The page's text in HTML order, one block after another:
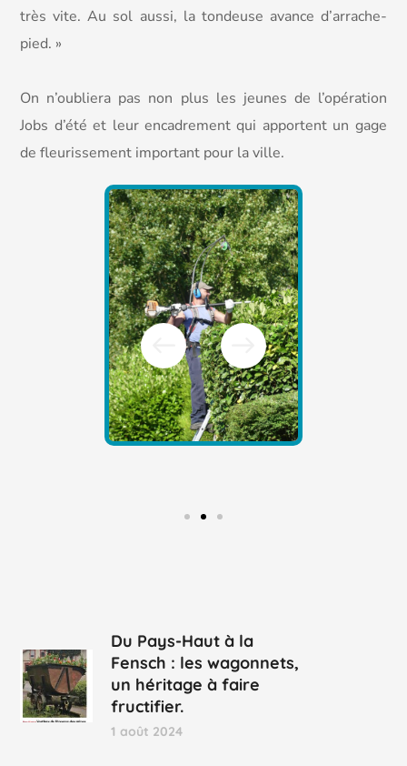
très vite. Au sol aussi, la tondeuse avance d’arrache-
pied. »
On n’oubliera pas non plus les jeunes de l’opération
Jobs d’été et leur encadrement qui apportent un gage
de fleurissement important pour la ville.
Du Pays-Haut à la
Fensch : les wagonnets,
un héritage à faire
fructifier.
1 août 2024